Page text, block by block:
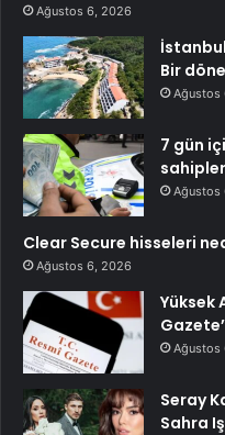
Ağustos 6, 2026
Bir
Ağustos
7 gün
Ağustos
Clear Secure hisseleri
Ağustos 6, 2026
Yüksek
Ağustos
Seray
Sahra